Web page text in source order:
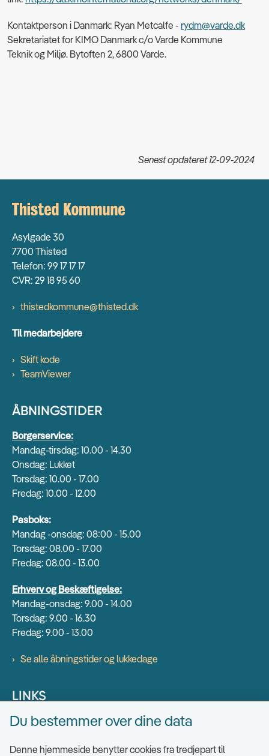
Kontaktperson i Danmark: Ryan Metcalfe - rydm@varde.dk
Sekretariatet for KIMO Danmark c/o Varde Kommune
Teknik og Miljø. Bytoften 2, 6800 Varde.
Senest opdateret 12-09-2024
Asylgade 30
7700 Thisted
Telefon: 99 17 17 17
CVR: 29 18 95 60
thistedkommune@thisted.dk
Til medarbejdere
Skift kode
TeamViewer
ÅBNINGSTIDER
Borgerservice:
Mandag-tirsdag: 10.00 - 14.30
Onsdag: Lukket
Torsdag: 10.00 - 17.00
Fredag: 10.00 - 12.00
Pasboks:
Mandag -onsdag: 08:00 - 15.00
Torsdag: 08.00 - 17.00
Fredag: 08.00 - 13.00
Erhverv og Beskæftigelse:
Mandag-onsdag: 9.00 - 14.00
Torsdag: 9.00 - 16.30
Fredag: 9.00 - 13.00
Se alle åbningstider og lukkedage
LINKS
Find EAN numre
Du bestemmer over dine data
Denne hjemmeside benytter cookies fra tredjepart til